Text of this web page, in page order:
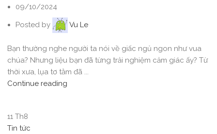
09/10/2024
Posted by Vu Le
Bạn thường nghe người ta nói về giấc ngủ ngon như vua
chúa? Nhưng liệu bạn đã từng trải nghiệm cảm giác ấy? Từ
thời xưa, lụa tơ tằm đã ...
Continue reading
11 Th8
Tin tức